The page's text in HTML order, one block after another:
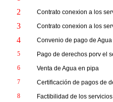
2 Contrato conexion a los
3 Contrato conexion a los
4
Convenio de pago de
5
Pago de derechos porv el
6
Venta de Agua en pipa
7
Certificación de pagos de
8
Factibilidad de los